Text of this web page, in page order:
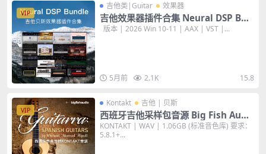
VIP
吉他类|Guitar 效果器
吉他效果器插件合集 Neural DSP Bun
dle 2026 [WiN+MAC] 24套
版本 | 2026 Win 10-11 | AAX | VST |...
5月前 2.1K 15.8
VIP
Kontakt 吉他 | 贝斯
西班牙吉他采样包音源 Big Fish Audi
o Guitarra Spanish Guitars KONTA
KT WAV
KONTAKT | WAV | 1.06GB (标准音色库) 要求：
5.8.1+...